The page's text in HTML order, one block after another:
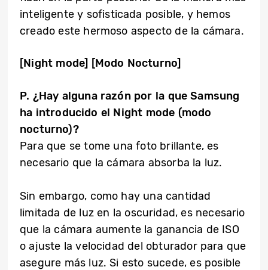
inteligente y sofisticada posible, y hemos
creado este hermoso aspecto de la cámara.
[Night mode] [Modo Nocturno]
P. ¿Hay alguna razón por la que Samsung
ha introducido el Night mode (modo
nocturno)?
Para que se tome una foto brillante, es
necesario que la cámara absorba la luz.
Sin embargo, como hay una cantidad
limitada de luz en la oscuridad, es necesario
que la cámara aumente la ganancia de ISO
o ajuste la velocidad del obturador para que
asegure más luz. Si esto sucede, es posible